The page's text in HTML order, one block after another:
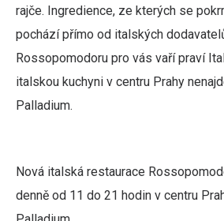
rajče. Ingredience, ze kterých se
pochází přímo od italských
Rossopomodoru pro vás vaří praví
italskou kuchyni v centru Prahy
Palladium.
Nová italská restaurace
denně od 11 do 21 hodin v centru